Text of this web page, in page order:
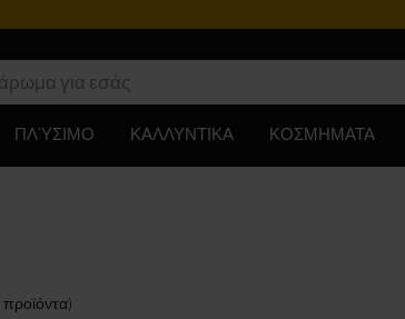
ΠΛΎΣΙΜΟ ΚΑΛΛΥΝΤΙΚΑ ΚΟΣΜΗΜΑΤΑ
προϊόντα)